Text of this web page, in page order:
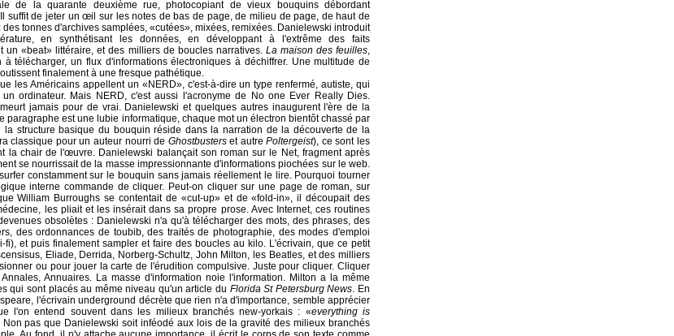
de la quarante deuxième rue, photocopiant de vieux bouquins débordant
suffit de jeter un œil sur les notes de bas de page, de milieu de page, de haut de
tonnes d'archives samplées, «cutées», mixées, remixées. Danielewski introduit
en synthétisant les données, en développant à l'extrême des faits
un «beat» littéraire, et des milliers de boucles narratives. La maison des feuilles,
télécharger, un flux d'informations électroniques à déchiffrer. Une multitude de
finalement à une fresque pathétique.
les Américains appellent un «NERD», c'est-à-dire un type renfermé, autiste, qui
ordinateur. Mais NERD, c'est aussi l'acronyme de No one Ever Really Dies.
jamais pour de vrai. Danielewski et quelques autres inaugurent l'ère de la
paragraphe est une lubie informatique, chaque mot un électron bientôt chassé par
la structure basique du bouquin réside dans la narration de la découverte de la
classique pour un auteur nourri de Ghostbusterset autrePoltergeist), ce sont les
la chair de l'œuvre. Danielewski balançait son roman sur le Net, fragment après
se nourrissait de la masse impressionnante d'informations piochées sur le web.
constamment sur le bouquin sans jamais réellement le lire. Pourquoi tourner
interne commande de cliquer. Peut-on cliquer sur une page de roman, sur
William Burroughs se contentait de «cut-up» et de «fold-in», il découpait des
les pliait et les insérait dans sa propre prose. Avec Internet, ces routines
obsolètes : Danielewski n'a qu'à télécharger des mots, des phrases, des
des ordonnances de toubib, des traités de photographie, des modes d'emploi
fi), et puis finalement sampler et faire des boucles au kilo. L'écrivain, que ce petit
Eliade, Derrida, Norberg-Schultz, John Milton, les Beatles, et des milliers
ou pour jouer la carte de l'érudition compulsive. Juste pour cliquer. Cliquer
Annuaires. La masse d'information noie l'information. Milton a la même
qui sont placés au même niveau qu'un article du Florida St Petersburg News. En
l'écrivain underground décrète que rien n'a d'importance, semble apprécier
l'on entend souvent dans les milieux branchés new-yorkais : «everything is
Non pas que Danielewski soit inféodé aux lois de la gravité des milieux branchés